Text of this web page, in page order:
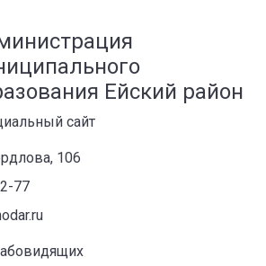
Ейский район
сайт
106
77